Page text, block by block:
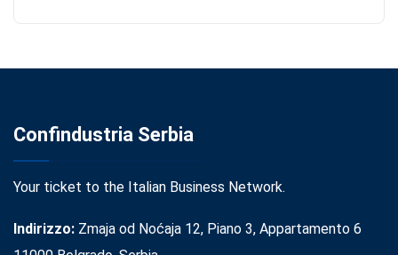
Confindustria Serbia
Your ticket to the Italian Business Network.
Indirizzo: Zmaja od Noćaja 12, Piano 3, Appartamento 6